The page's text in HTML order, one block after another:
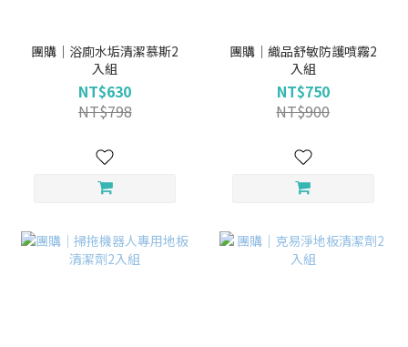
團購｜浴廁水垢清潔慕斯2
入組
NT$630
NT$798
團購｜織品舒敏防護噴霧2
入組
NT$750
NT$900